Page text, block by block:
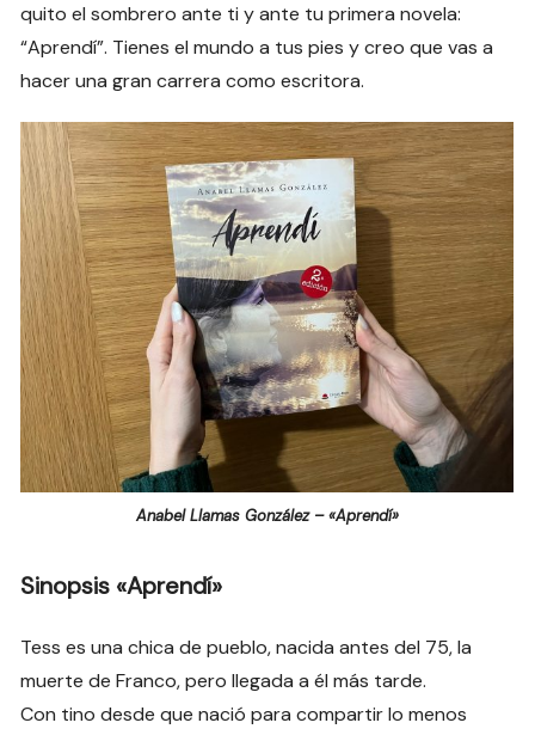
quito el sombrero ante ti y ante tu primera novela:
“Aprendí”. Tienes el mundo a tus pies y creo que vas a
hacer una gran carrera como escritora.
Anabel Llamas González – «Aprendí»
Sinopsis «Aprendí»
Tess es una chica de pueblo, nacida antes del 75, la
muerte de Franco, pero llegada a él más tarde.
Con tino desde que nació para compartir lo menos